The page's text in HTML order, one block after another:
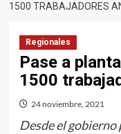
1500 TRABAJADORES
Regionales
Pase a
1500
24 noviembre, 2021
Desde el